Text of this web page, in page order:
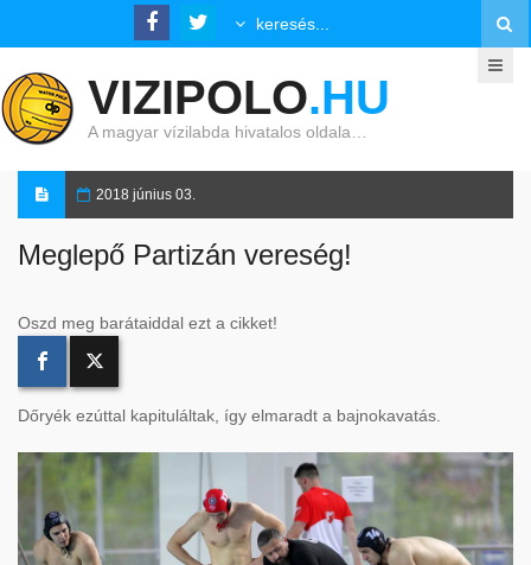
VIZIPOLO.HU
A magyar vízilabda hivatalos oldala…
2018 június 03.
Meglepő Partizán vereség!
Oszd meg barátaiddal ezt a cikket!
Dőryék ezúttal kapituláltak, így elmaradt a bajnokavatás.